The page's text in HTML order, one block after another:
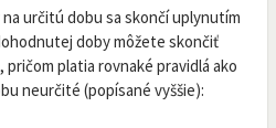
určitú dobu sa skončí uplynutím
doby môžete skončiť
platia rovnaké pravidlá ako
neurčité (popísané vyššie):